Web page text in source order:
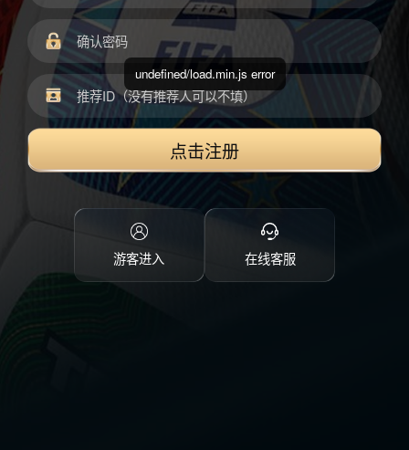
点击注册
游客进入 在线客服
undefined/load.min.js error